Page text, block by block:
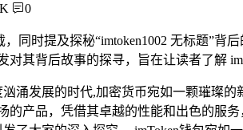
0
同时提及探秘“imtoken1002 无标题”背
其背后故事的探寻，旨在让读者了解
涌发展的时代,加密货币宛如一颗璀璨
的产品，凭借其卓越的性能和出色的服